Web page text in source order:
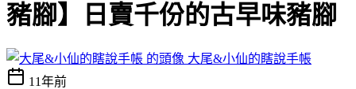
豬腳】日賣千份的古早味豬腳
大尾&小仙的瞎說手帳
11年前